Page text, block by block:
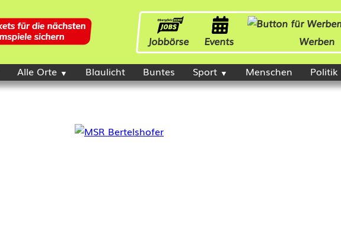
Jobbörse Events Werben
Alle Orte Blaulicht Buntes Sport Menschen Politik